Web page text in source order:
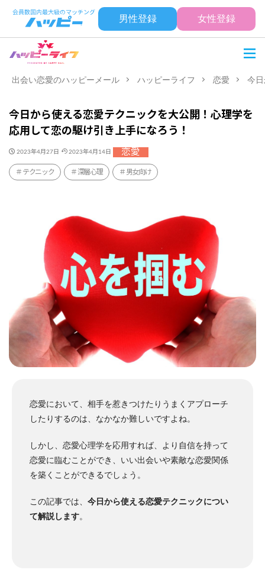
男性登録 女性登録
出会い恋愛のハッピーメール ハッピーライフ 恋愛 今
今日から使える恋愛テクニックを大公開！心理学を
応用して恋の駆け引き上手になろう！
2023年4月27日 2023年4月14日 恋愛
テクニック 深層心理 男女向け
恋愛において、相手を惹きつけたりうまくアプローチ
したりするのは、なかなか難しいですよね。
しかし、恋愛心理学を応用すれば、より自信を持って
恋愛に臨むことができ、いい出会いや素敵な恋愛関係
を築くことができるでしょう。
この記事では、 今日から使える恋愛テクニックについ
て解説します。